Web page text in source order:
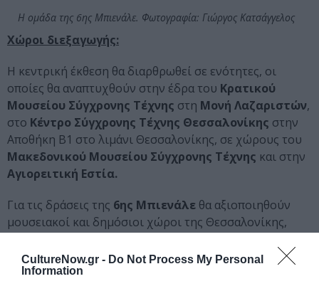
CultureNow.gr - Do Not Process My Personal
Information
Η ομάδα της 6ης Μπιενάλε. Φωτογραφία: Γιώργος Κατσάγγελος
Χώροι διεξαγωγής:
Η κεντρική έκθεση θα διαρθρωθεί σε ενότητες, οι
οποίες θα αναπτυχθούν στην έδρα του Κρατικού
Μουσείου Σύγχρονης Τέχνης στη Μονή Λαζαριστών,
στο Κέντρο Σύγχρονης Τέχνης Θεσσαλονίκης στην
Αποθήκη Β1 στο λιμάνι Θεσσαλονίκης, σε χώρους του
Μακεδονικού Μουσείου Σύγχρονης Τέχνης και στην
Αγιορειτική Εστία.
Για τις δράσεις της 6ης Μπιενάλε θα αξιοποιηθούν
μουσειακοί και δημόσιοι χώροι της Θεσσαλονίκης,
και στις προηγούμενες διοργανώσεις.